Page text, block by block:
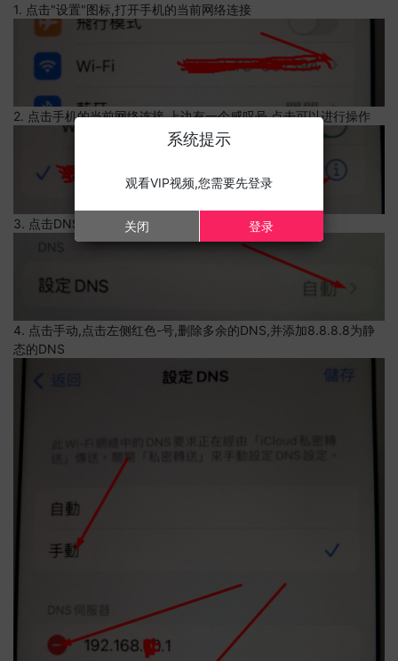
1. 点击"设置"图标,打开手机的当前网络连接
2. 点击手机的当前网络连接,上边有一个感叹号,点击可以进行操作
3. 点击DNS设置
4. 点击手动,点击左侧红色-号,删除多余的DNS,并添加8.8.8.8为静
态的DNS
系统提示
观看VIP视频,您需要先登录
关闭 登录